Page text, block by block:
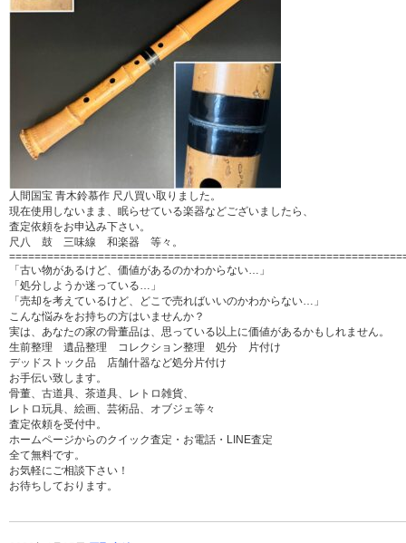
人間国宝 青木鈴慕作 尺八買い取りました。
現在使用しないまま、眠らせている楽器などございましたら、
査定依頼をお申込み下さい。
尺八 鼓 三味線 和楽器 等々。
「古い物があるけど、価値があるのかわからない…」
「処分しようか迷っている…」
「売却を考えているけど、どこで売ればいいのかわからない…」
こんな悩みをお持ちの方はいませんか？
実は、あなたの家の骨董品は、思っている以上に価値があるかもしれません。
生前整理 遺品整理 コレクション整理 処分 片付け
デッドストック品 店舗什器など処分片付け
お手伝い致します。
骨董、古道具、茶道具、レトロ雑貨、
レトロ玩具、絵画、芸術品、オブジェ等々
査定依頼を受付中。
ホームページからのクイック査定・お電話・LINE査定
全て無料です。
お気軽にご相談下さい！
お待ちしております。